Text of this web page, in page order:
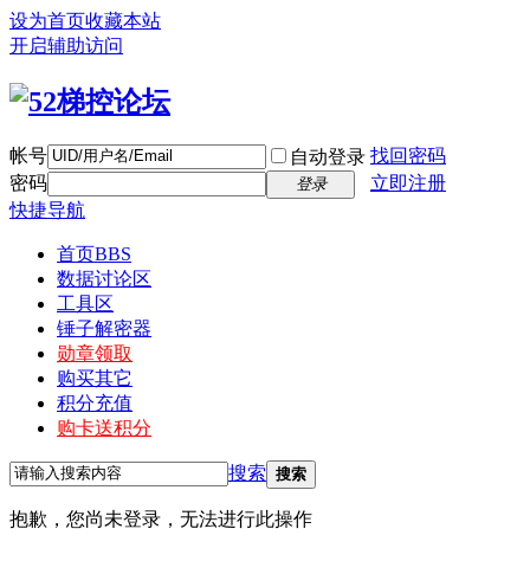
设为首页收藏本站
开启辅助访问
帐号 自动登录 找回密码
密码
登录
立即注册
快捷导航
首页BBS
数据讨论区
工具区
锤子解密器
勋章领取
购买其它
积分充值
购卡送积分
搜索 搜索
抱歉，您尚未登录，无法进行此操作